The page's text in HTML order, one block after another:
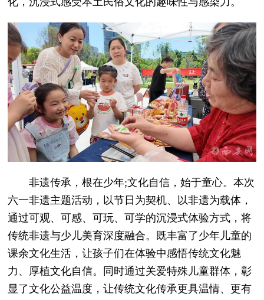
非遗传承，根在少年;文化自信，始于童心。本次
六一非遗主题活动，以节日为契机、以非遗为载体，
通过可观、可感、可玩、可学的沉浸式体验方式，将
传统非遗与少儿美育深度融合。既丰富了少年儿童的
课余文化生活，让孩子们在体验中感悟传统文化魅
力、厚植文化自信。同时通过关爱特殊儿童群体，彰
显了文化公益温度，让传统文化传承更具温情、更有